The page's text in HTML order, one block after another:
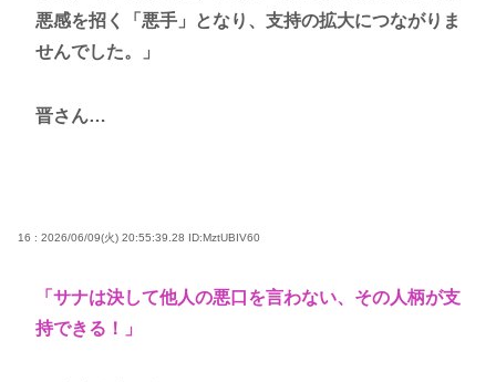
悪感を招く「悪手」となり、支持の拡大につながりま
せんでした。」
晋さん…
16 : 2026/06/09(火) 20:55:39.28 ID:MztUBIV60
「サナは決して他人の悪口を言わない、その人柄が支
持できる！」